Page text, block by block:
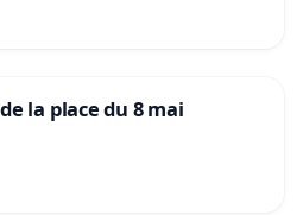
la place du 8 mai